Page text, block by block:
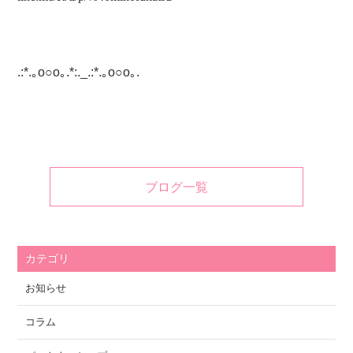
.:*.｡o○o｡.*:._.:*.｡o○o｡.
ブログ一覧
カテゴリ
お知らせ
コラム